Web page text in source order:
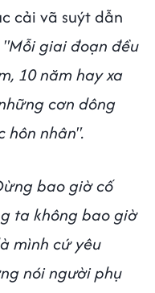
cải vã suýt dẫn
"Mỗi giai đoạn đều
10 năm hay xa
cơn dông
hôn nhân".
bao giờ cố
ta không bao giờ
mình cứ yêu
nói người phụ